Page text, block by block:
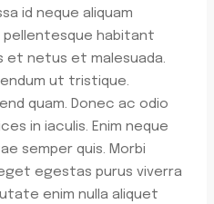
id neque aliquam
pellentesque habitant
netus et malesuada.
ut tristique.
quam. Donec ac odio
in iaculis. Enim neque
semper quis. Morbi
egestas purus viverra
enim nulla aliquet